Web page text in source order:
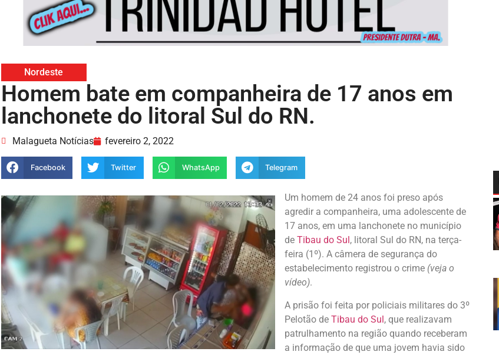
Nordeste
Homem bate em companheira de 17 anos em
lanchonete do litoral Sul do RN.
Malagueta Notícias fevereiro 2, 2022
Facebook Twitter WhatsApp Telegram
Um homem de 24 anos foi preso após
agredir a companheira, uma adolescente de
17 anos, em uma lanchonete no município
de Tibau do Sul, litoral Sul do RN, na terça-
feira (1º). A câmera de segurança do
estabelecimento registrou o crime (veja o
vídeo).
A prisão foi feita por policiais militares do 3º
Pelotão de Tibau do Sul, que realizavam
patrulhamento na região quando receberam
a informação de que uma jovem havia sido